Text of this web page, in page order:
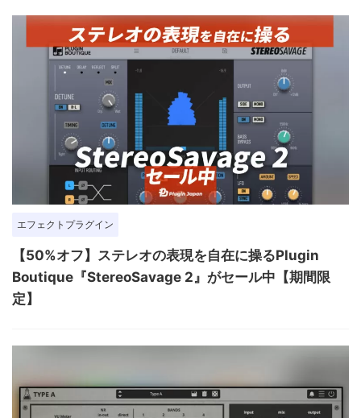
エフェクトプラグイン
【50%オフ】ステレオの表現を自在に操るPlugin
Boutique『StereoSavage 2』がセール中【期間限
定】